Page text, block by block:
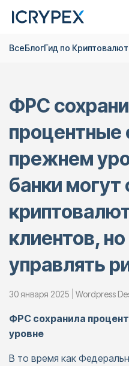
ВсеБлогГид по
ФРС
процентные
прежнем
банки
клиентов,
управлять
30 января 2025 | Wordpress
ФРС сохранила
уровне
В то время как